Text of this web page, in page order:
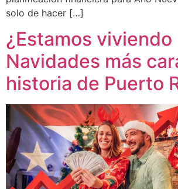
solo de hacer […]
¿Estamos viviendo
Navidades más
historia de Puerto